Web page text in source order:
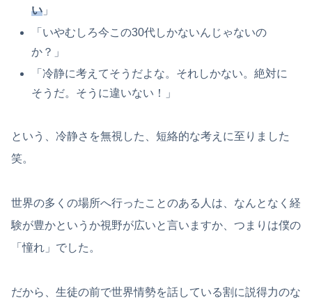
い 」
「いやむしろ今この30代しかないんじゃないの
か？」
「冷静に考えてそうだよな。それしかない。絶対に
そうだ。そうに違いない！」
という、冷静さを無視した、短絡的な考えに至りました
笑。
世界の多くの場所へ行ったことのある人は、なんとなく経
験が豊かというか視野が広いと言いますか、つまりは僕の
「憧れ」でした。
だから、生徒の前で世界情勢を話している割に説得力のな